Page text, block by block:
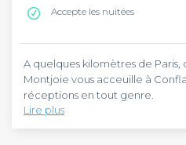
Accepte les nuitées
A quelques kilomètres de Paris,
Montjoie vous acceuille à
réceptions en tout genre.
Située dans un hôtel, la salle
Lire plus